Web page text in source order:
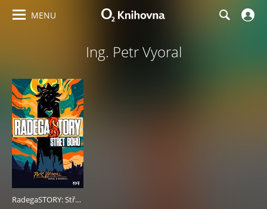
MENU
Ing. Petr Vyoral
RadegaSTORY: Střet bohů